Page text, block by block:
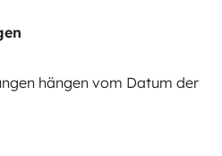
hängen vom Datum der